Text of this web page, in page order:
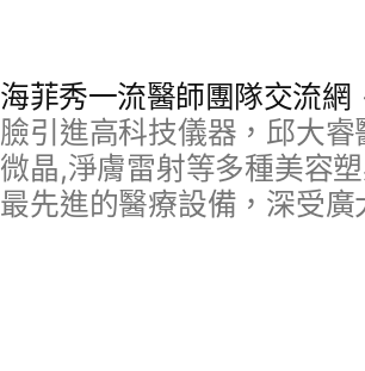
海菲秀一流醫師團隊交流網
臉引進高科技儀器，邱大
微晶,淨膚雷射等多種美容
最先進的醫療設備，深受廣